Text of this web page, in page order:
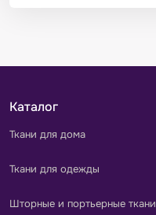
Каталог
Ткани для дома
Ткани для одежды
Шторные и портьерные ткани